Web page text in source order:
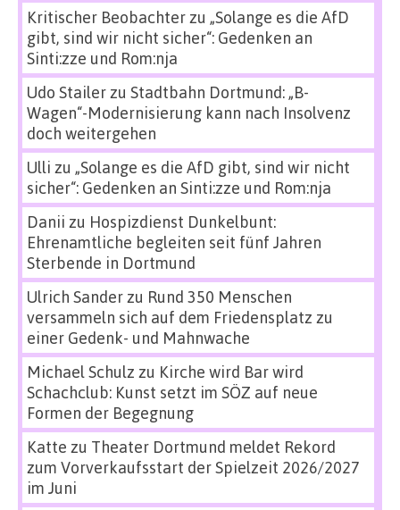
Kritischer Beobachterzu „Solange es die AfD
gibt, sind wir nicht sicher“: Gedenken an
Sinti:zze und Rom:nja
Udo Stailerzu Stadtbahn Dortmund: „B-
Wagen“-Modernisierung kann nach Insolvenz
doch weitergehen
Ulli zu „Solange es die AfD gibt, sind wir nicht
sicher“: Gedenken an Sinti:zze und Rom:nja
Danii zu Hospizdienst Dunkelbunt:
Ehrenamtliche begleiten seit fünf Jahren
Sterbende in Dortmund
Ulrich Sanderzu Rund 350 Menschen
versammeln sich auf dem Friedensplatz zu
einer Gedenk- und Mahnwache
Michael Schulz zu Kirche wird Bar wird
Schachclub: Kunst setzt im SÖZ auf neue
Formen der Begegnung
Katte zu Theater Dortmund meldet Rekord
zum Vorverkaufsstart der Spielzeit 2026/2027
im Juni